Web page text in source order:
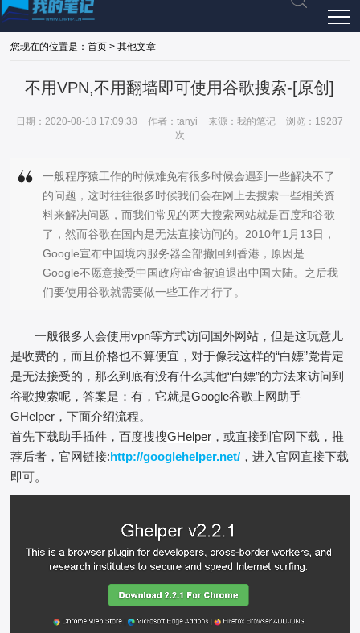
您现在的位置是：首页 > 其他文章
不用VPN,不用翻墙即可使用谷歌搜索-[原创]
日期：2020-08-18 17:09:38 作者：tanyi 来源：我的笔记
浏览：19287
次
一般程序猿工作的时候难免有很多时候会遇到一些解决不了
的问题，这时往往很多时候我们会在网上去搜索一些相关资
料来解决问题，而我们常见的两大搜索网站就是百度和谷歌
了，然而谷歌在国内是无法直接访问的。2010年1月13日，
Google宣布中国境内服务器全部撤回到香港，原因是
Google不愿意接受中国政府审查被迫退出中国大陆。之后我
们要使用谷歌就需要做一些工作才行了。
一般很多人会使用vpn等方式访问国外网站，但是这玩意儿
是收费的，而且价格也不算便宜，对于像我这样的“白嫖”党肯定
是无法接受的，那么到底有没有什么其他“白嫖”的方法来访问到
谷歌搜索呢，答案是：有，它就是Google谷歌上网助手
GHelper，下面介绍流程。
首先下载助手插件，百度搜搜GHelper ，或直接到官网下载，推
荐后者，官网链接:http://googlehelper.net/ ，进入官网直接下载
即可。